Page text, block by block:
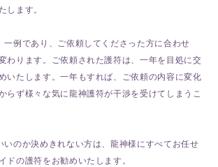
します。
一例であり、ご依頼してくださった方に合わせ
わります。ご依頼された護符は、一年を目処に交
いたします。一年もすれば、ご依頼の内容に変化
らず様々な気に龍神護符が干渉を受けてしまうこ
いのか決めきれない方は、龍神様にすべてお任せ
ドの護符をお勧めいたします。